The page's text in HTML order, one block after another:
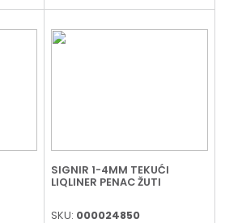
SIGNIR 1-4MM TEKUĆI
LIQLINER PENAC ŽUTI
SKU: 000024850